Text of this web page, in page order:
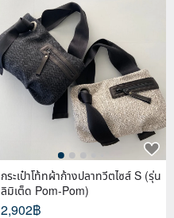
กระเป๋าโท้ทผ้าก้างปลาทวีตไซส์ S (รุ่น
ลิมิเต็ด Pom-Pom)
2,902฿